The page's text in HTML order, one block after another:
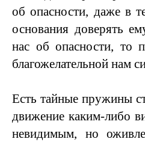
об опасности, даже в
основания доверять
нас об опасности, то
благожелательной нам
Есть тайные пружины
движение каким-либо
невидимым, но